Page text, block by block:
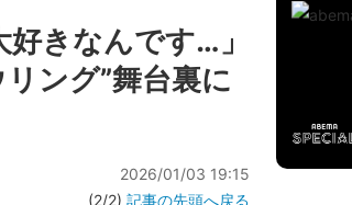
きなんです…」
ング”舞台裏に
2026/01/03 19:15
(2/2) 記事の先頭へ戻る